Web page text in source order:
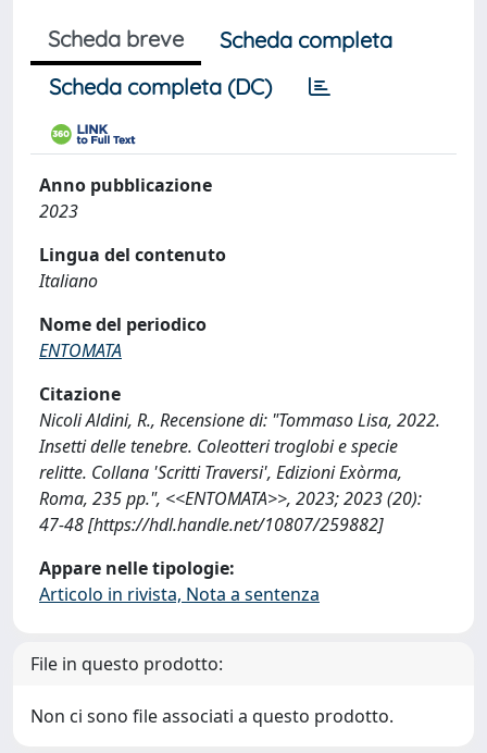
Scheda breve
Scheda completa
Scheda completa (DC)
Anno pubblicazione
2023
Lingua del contenuto
Italiano
Nome del periodico
ENTOMATA
Citazione
Nicoli Aldini, R., Recensione di: "Tommaso Lisa, 2022.
Insetti delle tenebre. Coleotteri troglobi e specie
relitte. Collana 'Scritti Traversi', Edizioni Exòrma,
Roma, 235 pp.", <<ENTOMATA>>, 2023; 2023 (20):
47-48 [https://hdl.handle.net/10807/259882]
Appare nelle tipologie:
Articolo in rivista, Nota a sentenza
File in questo prodotto:
Non ci sono file associati a questo prodotto.